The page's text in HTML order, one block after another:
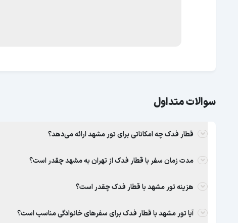
سوالات متداول
قطار فدک چه امکاناتی برای تور مشهد ارائه می‌دهد؟
مدت زمان سفر با قطار فدک از تهران به مشهد چقدر است؟
هزینه تور مشهد با قطار فدک چقدر است؟
آیا تور مشهد با قطار فدک برای سفرهای خانوادگی مناسب است؟